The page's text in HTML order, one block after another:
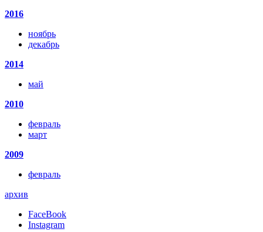
2016
ноябрь
декабрь
2014
май
2010
февраль
март
2009
февраль
архив
FaceBook
Instagram